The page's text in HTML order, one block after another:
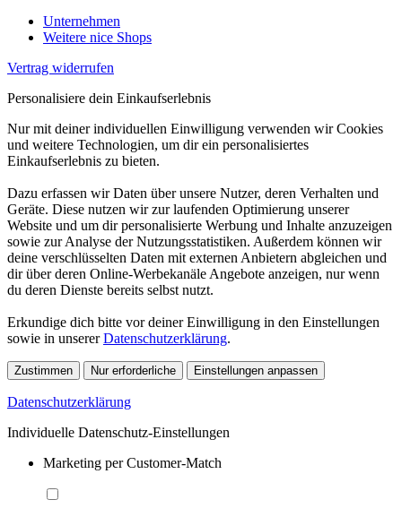
Unternehmen
Weitere nice Shops
Vertrag widerrufen
Personalisiere dein Einkaufserlebnis
Nur mit deiner individuellen Einwilligung verwenden wir Cookies
und weitere Technologien, um dir ein personalisiertes
Einkaufserlebnis zu bieten.
Dazu erfassen wir Daten über unsere Nutzer, deren Verhalten und
Geräte. Diese nutzen wir zur laufenden Optimierung unserer
Website und um dir personalisierte Werbung und Inhalte anzuzeigen
sowie zur Analyse der Nutzungsstatistiken. Außerdem können wir
deine verschlüsselten Daten mit externen Anbietern abgleichen und
dir über deren Online-Werbekanäle Angebote anzeigen, nur wenn
du deren Dienste bereits selbst nutzt.
Erkundige dich bitte vor deiner Einwilligung in den Einstellungen
sowie in unsererDatenschutzerklärung.
Zustimmen Nur erforderliche Einstellungen anpassen
Datenschutzerklärung
Individuelle Datenschutz-Einstellungen
Marketing per Customer-Match